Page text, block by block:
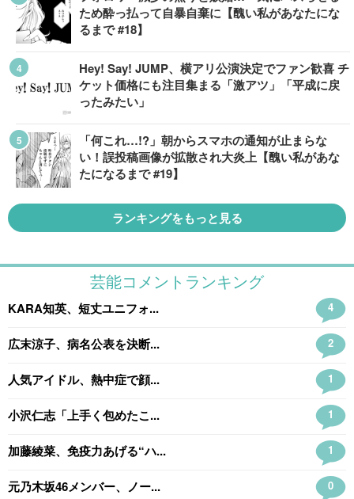
ため酔っ払って自暴自棄に【醜い私があなたにな
るまで #18】
Hey! Say! JUMP、横アリ公演決定でファン歓喜 チ
ケット価格にも注目集まる「激アツ」「平成に戻
ったみたい」
「何これ…!?」朝からスマホの通知が止まらな
い！誤投稿画像が拡散され大炎上【醜い私があな
たになるまで #19】
ランキングをもっと見る